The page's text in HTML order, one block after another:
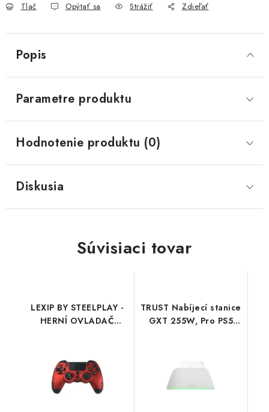
Tlač Opýtať sa Strážiť Zdieľať
Popis
Parametre produktu
Hodnotenie produktu (0)
Diskusia
Súvisiaci tovar
LEXIP BY STEELPLAY -
HERNÍ OVLADAČ
ČERVENÝ
JVAMUL00154 Pixminds
TRUST Nabíjecí stanice
GXT 255W, Pro PS5